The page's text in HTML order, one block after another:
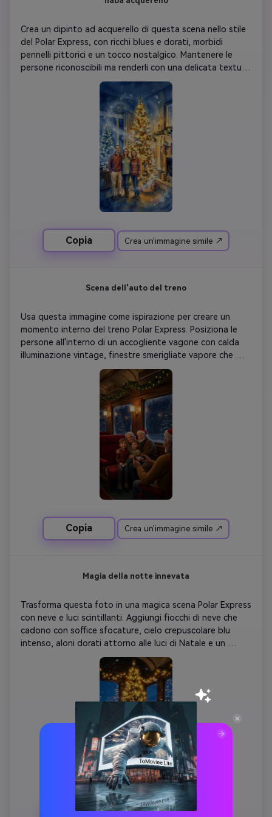
Crea un dipinto ad acquerello di questa scena nello stile
del Polar Express, con ricchi blues e dorati, morbidi
pennelli pittorici e un tocco nostalgico. Mantenere le
persone riconoscibili ma renderli con una delicata texture
artistica. Aggiungi luci luminose dell'albero di Natale e
effetti di neve da sogno mantenendo la composizione
Copia Crea un'immagine simile ↗
Scena dell'auto del treno
Usa questa immagine come ispirazione per creare un
momento interno del treno Polar Express. Posiziona le
persone all'interno di un accogliente vagone con calda
illuminazione vintage, finestre smerigliate vapore che
mostrano la notte nevicata all'esterno, riflessi morbidi e
gli iconici sedili in velluto rosso. si fondono naturalmente
in modo da assomigliare a personaggi animati del film.
Copia Crea un'immagine simile ↗
Magia della notte innevata
Trasforma questa foto in una magica scena Polar Express
con neve e luci scintillanti. Aggiungi fiocchi di neve che
cadono con soffice sfocature, cielo crepuscolare blu
intenso, aloni dorati attorno alle luci di Natale e un
sottile grano di pellicola vintage. Conserva tutte le
persone e i dettagli con precisione-aggiungi solo
quell'incantevole atmosfera "credi nella magia natalizia".